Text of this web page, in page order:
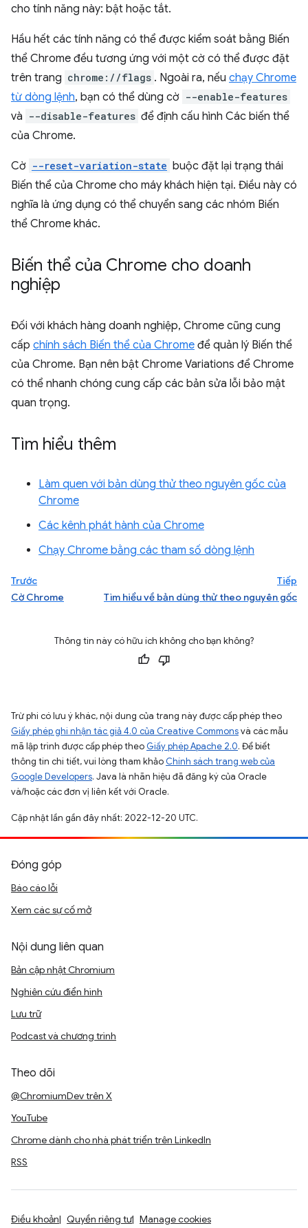
cho tính năng này: bật hoặc tắt.
Hầu hết các tính năng có thể được kiểm soát bằng Biến
thể Chrome đều tương ứng với một cờ có thể được đặt
trên trang chrome://flags . Ngoài ra, nếu chạy Chrome
từ dòng lệnh, bạn có thể dùng cờ --enable-features
và --disable-features để định cấu hình Các biến thể
của Chrome.
Cờ --reset-variation-state buộc đặt lại trạng thái
Biến thể của Chrome cho máy khách hiện tại. Điều này có
nghĩa là ứng dụng có thể chuyển sang các nhóm Biến
thể Chrome khác.
Biến thể của Chrome cho doanh
nghiệp
Đối với khách hàng doanh nghiệp, Chrome cũng cung
cấp chính sách Biến thể của Chrome để quản lý Biến thể
của Chrome. Bạn nên bật Chrome Variations để Chrome
có thể nhanh chóng cung cấp các bản sửa lỗi bảo mật
quan trọng.
Tìm hiểu thêm
Làm quen với bản dùng thử theo nguyên gốc của
Chrome
Các kênh phát hành của Chrome
Chạy Chrome bằng các tham số dòng lệnh
Trước
Cờ Chrome
Tiếp
Tìm hiểu về bản dùng thử theo nguyên gốc
Thông tin này có hữu ích không cho bạn không?
Trừ phi có lưu ý khác, nội dung của trang này được cấp phép theo
Giấy phép ghi nhận tác giả 4.0 của Creative Commonsvà các mẫu
mã lập trình được cấp phép theo Giấy phép Apache 2.0. Để biết
thông tin chi tiết, vui lòng tham khảo Chính sách trang web của
Google Developers. Java là nhãn hiệu đã đăng ký của Oracle
và/hoặc các đơn vị liên kết với Oracle.
Cập nhật lần gần đây nhất: 2022-12-20 UTC.
Đóng góp
Báo cáo lỗi
Xem các sự cố mở
Nội dung liên quan
Bản cập nhật Chromium
Nghiên cứu điển hình
Lưu trữ
Podcast và chương trình
Theo dõi
@ChromiumDev trên X
YouTube
Chrome dành cho nhà phát triển trên LinkedIn
RSS
Điều khoản Quyền riêng tư Manage cookies